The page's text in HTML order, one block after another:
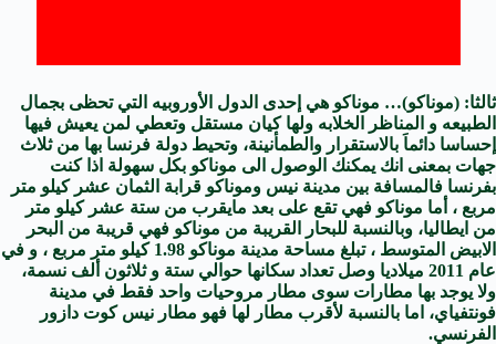
ثالثا: (موناكو)… موناكو هي إحدى الدول الأوروبيه التي تحظى بجمال
الطبيعه و المناظر الخلابه ولها كيان مستقل وتعطي لمن يعيش فيها
إحساسا دائماَ بالاستقرار والطمأنينة، وتحيط دولة فرنسا بها من ثلاث
جهات بمعنى انك يمكنك الوصول الى موناكو بكل سهولة اذا كنت
بفرنسا فالمسافة بين مدينة نيس وموناكو قرابة الثمان عشر كيلو متر
مربع ، أما موناكو فهي تقع على بعد مايقرب من ستة عشر كيلو متر
من ايطاليا، وبالنسبة للبحار القريبة من موناكو فهي قريبة من البحر
الابيض المتوسط ، تبلغ مساحة مدينة موناكو 1.98 كيلو متر مربع ، و في
عام 2011 ميلاديا وصل تعداد سكانها حوالي ستة و ثلاثون ألف نسمة،
ولا يوجد بها مطارات سوى مطار مروحيات واحد فقط في مدينة
فونتفياي، اما بالنسبة لأقرب مطار لها فهو مطار نيس كوت دازور
الفرنسي.